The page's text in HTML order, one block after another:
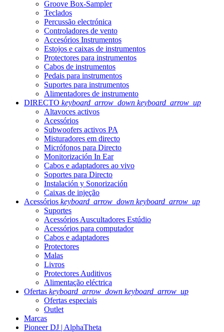
Groove Box-Sampler
Teclados
Percussão electrónica
Controladores de vento
Accesórios Instrumentos
Estojos e caixas de instrumentos
Protectores para instrumentos
Cabos de instrumentos
Pedais para instrumentos
Suportes para instrumentos
Alimentadores de instrumento
DIRECTO keyboard_arrow_down keyboard_arrow_up
Altavoces activos
Acessórios
Subwoofers activos PA
Misturadores em directo
Micrófonos para Directo
Monitorización In Ear
Cabos e adaptadores ao vivo
Soportes para Directo
Instalación y Sonorización
Caixas de injeção
Acessórios keyboard_arrow_down keyboard_arrow_up
Suportes
Acessórios Auscultadores Estúdio
Acessórios para computador
Cabos e adaptadores
Protectores
Malas
Livros
Protectores Auditivos
Alimentação eléctrica
Ofertas keyboard_arrow_down keyboard_arrow_up
Ofertas especiais
Outlet
Marcas
Pioneer DJ | AlphaTheta